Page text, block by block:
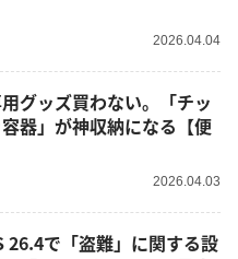
2026.04.04
グッズ買わない。「チッ
器」が神収納になる【便
2026.04.03
26.4で「盗難」に関する設